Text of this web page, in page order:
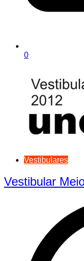
0
Vestibulares
Vestibular